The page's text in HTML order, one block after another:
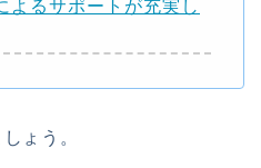
よるサポートが充実し
ょう。